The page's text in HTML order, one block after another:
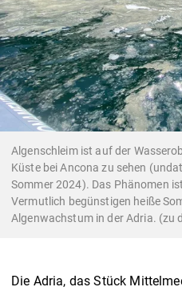
Algenschleim ist auf der
Küste bei Ancona zu sehen
Sommer 2024). Das Phänomen
Vermutlich begünstigen heiße
Algenwachstum in der Adria. (zu
Die Adria, das Stück